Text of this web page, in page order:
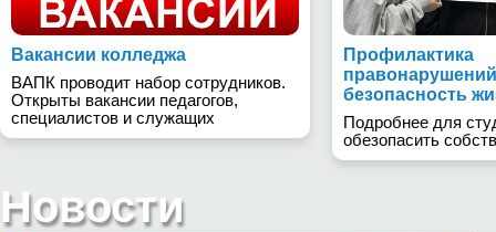
Вакансии колледжа
ВАПК проводит набор сотрудников.
Открыты вакансии педагогов,
специалистов и служащих
Профилактика
безопасность
Подробнее для
обезопасить
Новости